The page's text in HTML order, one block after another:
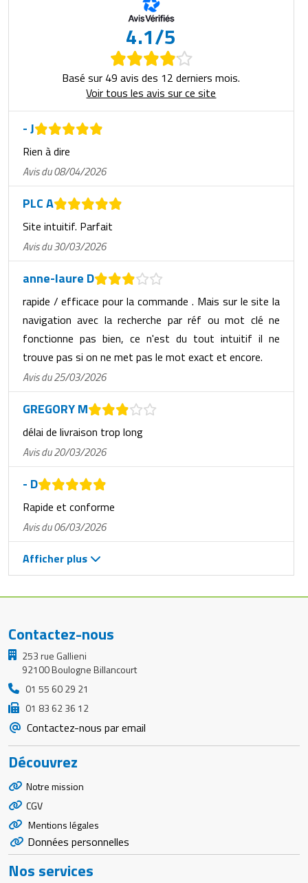
4.1/5
Basé sur 49 avis des 12 derniers mois.
Voir tous les avis sur ce site
- J
Rien à dire
Avis du 08/04/2026
PLC A
Site intuitif. Parfait
Avis du 30/03/2026
anne-laure D
rapide / efficace pour la commande . Mais sur le site la
navigation avec la recherche par réf ou mot clé ne
fonctionne pas bien, ce n'est du tout intuitif il ne
trouve pas si on ne met pas le mot exact et encore.
Avis du 25/03/2026
GREGORY M
délai de livraison trop long
Avis du 20/03/2026
- D
Rapide et conforme
Avis du 06/03/2026
Afficher plus
Contactez-nous
253 rue Gallieni
92100 Boulogne Billancourt
01 55 60 29 21
01 83 62 36 12
Contactez-nous par email
Découvrez
Notre mission
CGV
Mentions légales
Données personnelles
Nos services